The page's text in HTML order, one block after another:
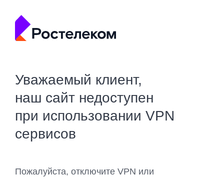
Уважаемый клиент,
наш сайт недоступен
при использовании VPN
сервисов
Пожалуйста, отключите VPN или